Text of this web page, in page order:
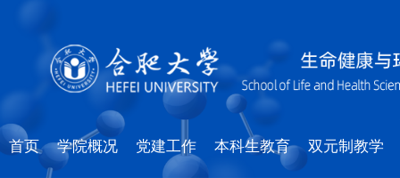
首页 学院概况 党建工作 本科生教育 双元制教学